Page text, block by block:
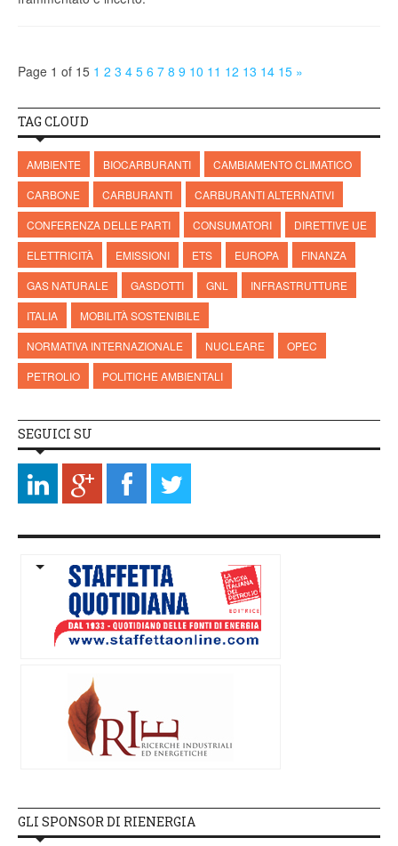
Page 1 of 15 1 2 3 4 5 6 7 8 9 10 11 12 13 14 15 »
TAG CLOUD
AMBIENTE BIOCARBURANTI
CAMBIAMENTO CLIMATICO
CARBONE
CARBURANTI
CARBURANTI ALTERNATIVI
CONFERENZA DELLE PARTI
CONSUMATORI
DIRETTIVE UE
ELETTRICITÀ
EMISSIONI ETS EUROPA
FINANZA
GAS NATURALE
GASDOTTI GNL
INFRASTRUTTURE
ITALIA
MOBILITÀ SOSTENIBILE
NORMATIVA INTERNAZIONALE
NUCLEARE
OPEC
PETROLIO
POLITICHE AMBIENTALI
SEGUICI SU
GLI SPONSOR DI RIENERGIA